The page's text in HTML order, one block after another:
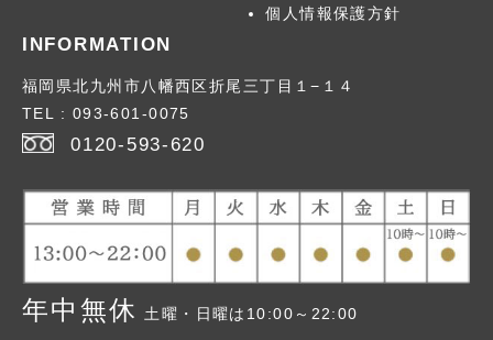
2026年 > 1月号
2026年 > 2月号
2026年>春号
2026年>夏号
ジ
> 2025年版
> 2024年版
> 2023年版
個人情報保護方針
INFORMATION
福岡県北九州市八幡西区折尾三丁目１−１４
TEL : 093-601-0075
0120-593-620
年中無休 土曜・日曜は10:00～22:00